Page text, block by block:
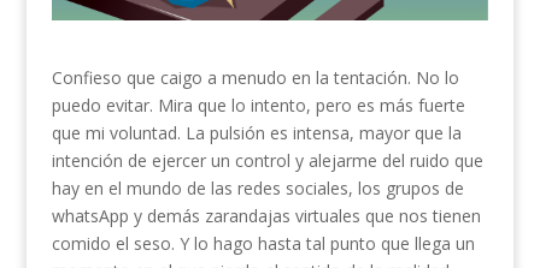
Confieso que caigo a menudo en la tentación. No lo
puedo evitar. Mira que lo intento, pero es más fuerte
que mi voluntad. La pulsión es intensa, mayor que la
intención de ejercer un control y alejarme del ruido que
hay en el mundo de las redes sociales, los grupos de
whatsApp y demás zarandajas virtuales que nos tienen
comido el seso. Y lo hago hasta tal punto que llega un